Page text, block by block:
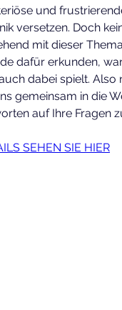
und
versetzen. Doch
mit dieser
dafür erkunden,
dabei spielt. Also
gemeinsam in die
auf Ihre Fragen
SEHEN SIE HIER